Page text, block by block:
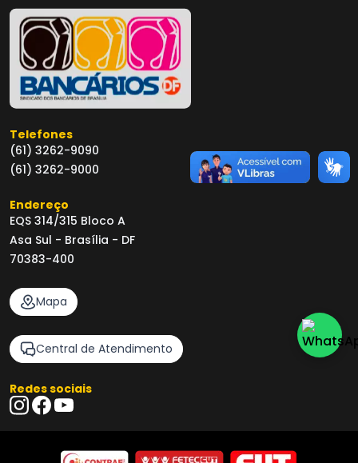
Telefones
(61) 3262-9090
(61) 3262-9000
Endereço
EQS 314/315 Bloco A
Asa Sul - Brasília - DF
70383-400
Mapa
Central de Atendimento
Redes sociais